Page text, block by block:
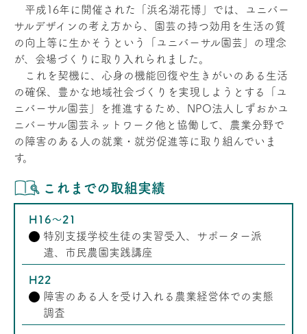
平成16年に開催された「浜名湖花博」では、ユニバー
サルデザインの考え方から、園芸の持つ効用を生活の質
の向上等に生かそうという「ユニバーサル園芸」の理念
が、会場づくりに取り入れられました。
これを契機に、心身の機能回復や生きがいのある生活
の確保、豊かな地域社会づくりを実現しようとする「ユ
ニバーサル園芸」を推進するため、NPO法人しずおかユ
ニバーサル園芸ネットワーク他と協働して、農業分野で
の障害のある人の就業・就労促進等に取り組んでいま
す。
これまでの取組実績
H16～21
特別支援学校生徒の実習受入、サポーター派
遣、市民農園実践講座
H22
障害のある人を受け入れる農業経営体での実態
調査